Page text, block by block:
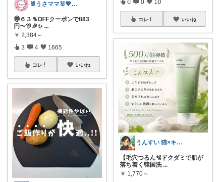
🐰うさママ🐰💖キッズ・ママの日常✨
🉐６３％OFFクーポンで883
円〜🎊🎉✨ ...
￥ 2,384～
3 4 1665
コレ いいね
0 0 10
コレ いいね
うんすい 猫×キャンプ×買ったもの紹介
【毛穴つるん🫧ドクダミで肌が
落ち着く韓国洗 ...
￥ 1,770～